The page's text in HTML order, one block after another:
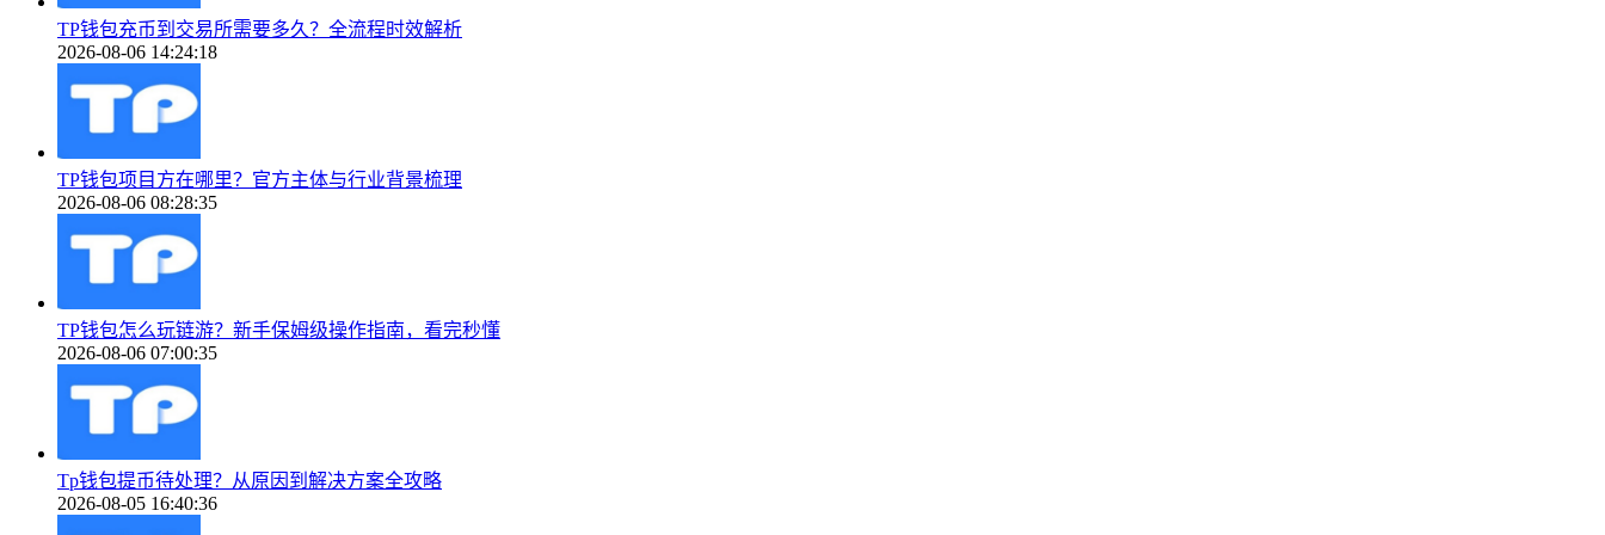
TP钱包充币到交易所需要多久？全流程时效解析
2026-08-06 14:24:18
TP钱包项目方在哪里？官方主体与行业背景梳理
2026-08-06 08:28:35
TP钱包怎么玩链游？新手保姆级操作指南，看完秒懂
2026-08-06 07:00:35
Tp钱包提币待处理？从原因到解决方案全攻略
2026-08-05 16:40:36